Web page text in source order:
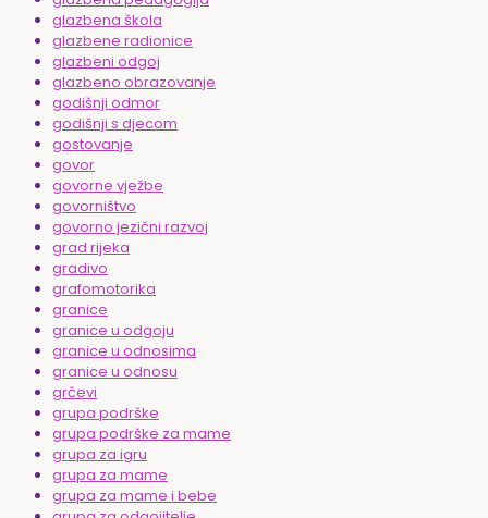
glazbena škola
glazbene radionice
glazbeni odgoj
glazbeno obrazovanje
godišnji odmor
godišnji s djecom
gostovanje
govor
govorne vježbe
govorništvo
govorno jezični razvoj
grad rijeka
gradivo
grafomotorika
granice
granice u odgoju
granice u odnosima
granice u odnosu
grčevi
grupa podrške
grupa podrške za mame
grupa za igru
grupa za mame
grupa za mame i bebe